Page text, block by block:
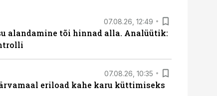
07.08.26, 12:49
alandamine tõi hinnad alla. Analüütik:
07.08.26, 10:35
eriload kahe karu küttimiseks